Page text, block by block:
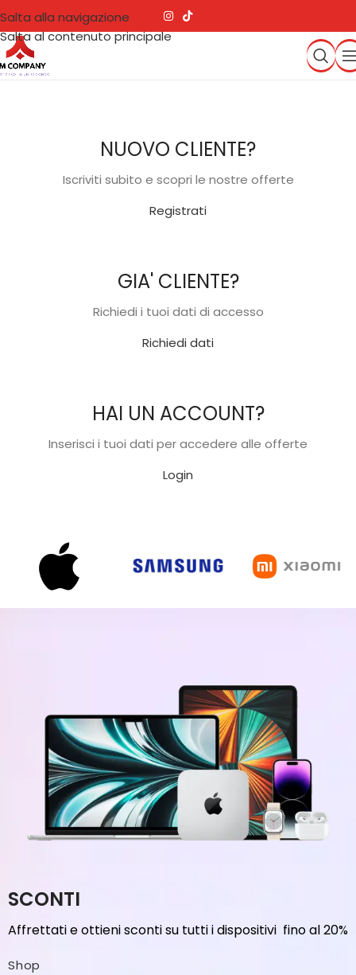
Salta alla navigazione
Salta al contenuto principale
NUOVO CLIENTE?
Iscriviti subito e scopri le nostre offerte
Registrati
GIA' CLIENTE?
Richiedi i tuoi dati di accesso
Richiedi dati
HAI UN ACCOUNT?
Inserisci i tuoi dati per accedere alle offerte
Login
SCONTI
Affrettati e ottieni sconti su tutti i dispositivi fino al 20%
Shop